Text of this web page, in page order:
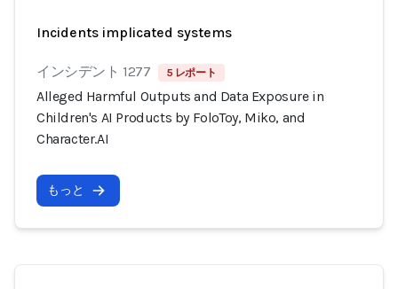
Incidents implicated systems
インシデント 1277 5 レポート
Alleged Harmful Outputs and Data Exposure in
Children's AI Products by FoloToy, Miko, and
Character.AI
もっと